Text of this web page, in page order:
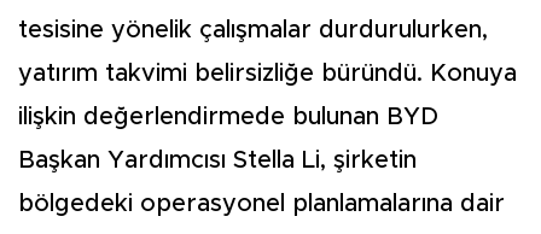
tesisine yönelik çalışmalar durdurulurken,
yatırım takvimi belirsizliğe büründü. Konuya
ilişkin değerlendirmede bulunan BYD
Başkan Yardımcısı Stella Li, şirketin
bölgedeki operasyonel planlamalarına dair